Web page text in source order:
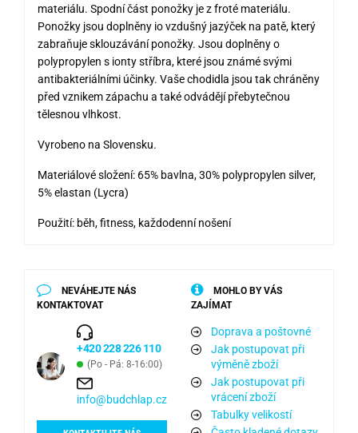
materiálu. Spodní část ponožky je z froté materiálu.
Ponožky jsou doplněny io vzdušný jazýček na patě, který
zabraňuje sklouzávání ponožky. Jsou doplněny o
polypropylen s ionty stříbra, které jsou známé svými
antibakteriálními účinky. Vaše chodidla jsou tak chráněny
před vznikem zápachu a také odvádějí přebytečnou
tělesnou vlhkost.
Vyrobeno na Slovensku.
Materiálové složení: 65% bavlna, 30% polypropylen silver,
5% elastan (Lycra)
Použití: běh, fitness, každodenní nošení
NEVÁHEJTE NÁS
KONTAKTOVAT
+420 228 226 110
(Po - Pá: 8-16:00)
info@budchlap.cz
MOHLO BY VÁS
ZAJÍMAT
Doprava a poštovné
Jak postupovat při
výměně zboží
Jak postupovat při
vrácení zboží
Tabulky velikostí